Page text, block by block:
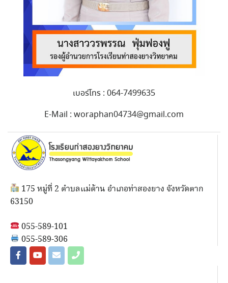
เบอร์โทร : 064-7499635
E-Mail : woraphan04734@gmail.com
175 หมู่ที่ 2 ตำบลแม่ต้าน อำเภอท่าสองยาง จังหวัดตาก
63150
055-589-101
055-589-306